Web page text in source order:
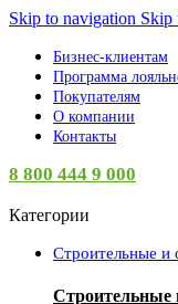
Skip to navigation Skip
Бизнес-клиентам
Программа
Покупателям
О компании
Контакты
8 800 444 9 000
Категории
Строительные и
Строительные